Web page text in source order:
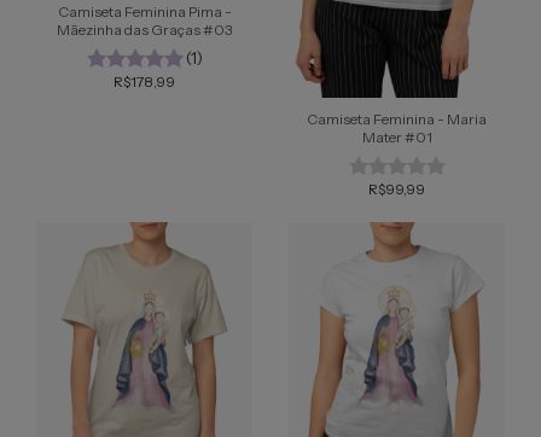
Camiseta Feminina Pima -
Mãezinha das Graças #03
(1)
R$178,99
Camiseta Feminina - Maria
Mater #01
R$99,99